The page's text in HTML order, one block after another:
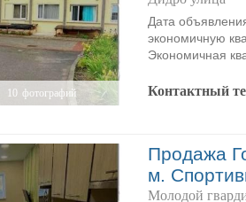
фотографий
10
Дата
экономичную
Экономичная
Контактный
Продажа
м.
Молодой